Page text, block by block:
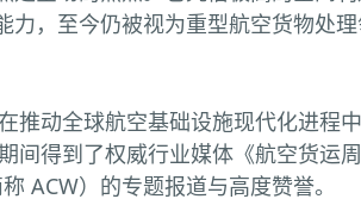
力，至今仍被视为重型航空货物处
推动全球航空基础设施现代化进程中
间得到了权威行业媒体《航空货运周
ACW）的专题报道与高度赞誉。